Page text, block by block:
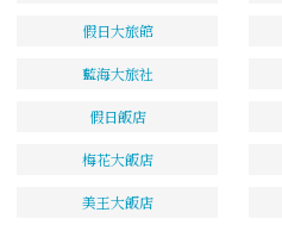
假日大旅館
藍海大旅社
假日飯店
梅花大飯店
美王大飯店